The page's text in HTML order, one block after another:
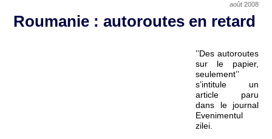
août 2008
Roumanie : autoroutes en retard
’’Des autoroutes
sur le papier,
seulement’’
s’intitule un
article paru
dans le journal
Evenimentul
zilei.